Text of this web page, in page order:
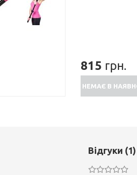
815 грн.
НЕМАЄ В
Відгуки (1)